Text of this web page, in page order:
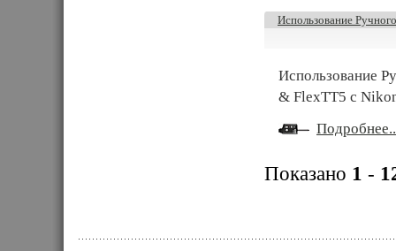
Использование
Использование
& FlexTT5 с
Показано 1 -